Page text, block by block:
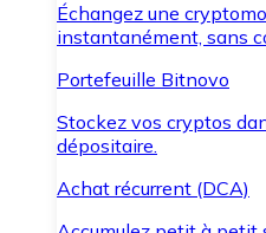
Échangez une
instantanément, sans
Portefeuille Bitnovo
Stockez vos cryptos
dépositaire.
Achat récurrent (DCA)